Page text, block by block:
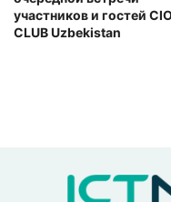
участников и гостей
CLUB Uzbekistan